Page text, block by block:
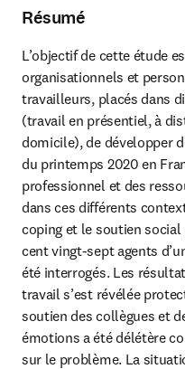
Résumé
L’objectif de cette étude
organisationnels et
travailleurs, placés dans
(travail en présentiel, à
domicile), de développer
du printemps 2020 en
professionnel et des
dans ces différents
coping et le soutien
cent vingt-sept agents
été interrogés. Les
travail s’est révélée
soutien des collègues et
émotions a été délétère
sur le problème. La